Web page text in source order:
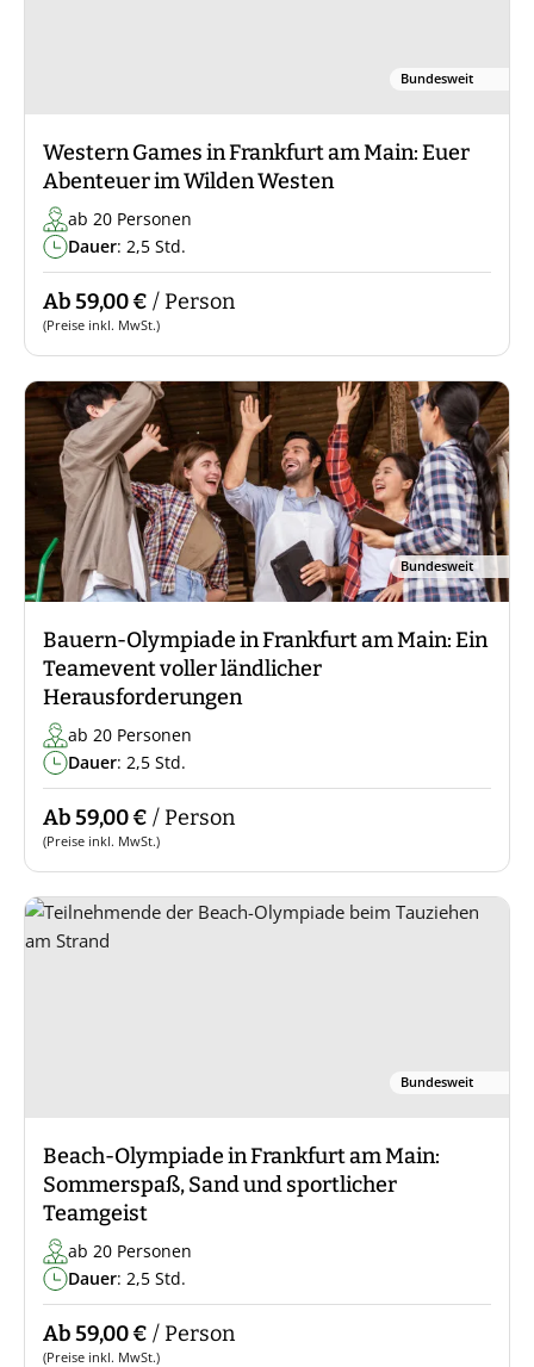
Bundesweit
Western Games in Frankfurt am Main: Euer
Abenteuer im Wilden Westen
ab 20 Personen
Dauer: 2,5 Std.
Ab 59,00 € / Person
(Preise inkl. MwSt.)
Bundesweit
Bauern-Olympiade in Frankfurt am Main: Ein
Teamevent voller ländlicher
Herausforderungen
ab 20 Personen
Dauer: 2,5 Std.
Ab 59,00 € / Person
(Preise inkl. MwSt.)
Bundesweit
Beach-Olympiade in Frankfurt am Main:
Sommerspaß, Sand und sportlicher
Teamgeist
ab 20 Personen
Dauer: 2,5 Std.
Ab 59,00 € / Person
(Preise inkl. MwSt.)